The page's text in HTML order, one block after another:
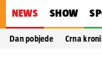
NEWS SHOW
Dan pobjede Crna